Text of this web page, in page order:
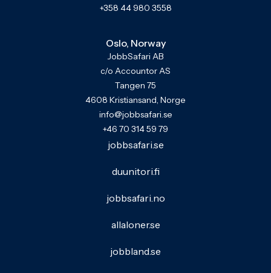
+358 44 980 3558
Oslo, Norway
JobbSafari AB
c/o Accountor AS
Tangen 75
4608 Kristiansand, Norge
info@jobbsafari.se
+46 70 314 59 79
jobbsafari.se
duunitori.fi
jobbsafari.no
allaloner.se
jobbland.se